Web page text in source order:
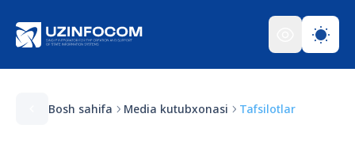
Bosh sahifa Media kutubxonasi Tafsilotlar